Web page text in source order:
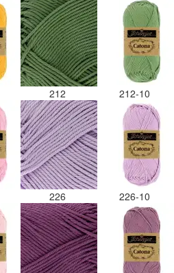
212 212-10
226 226-10